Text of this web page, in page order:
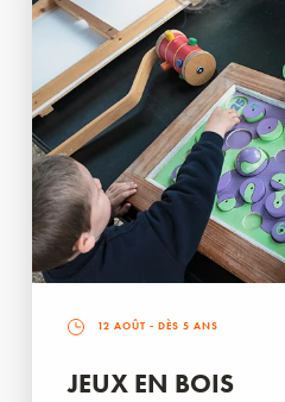
12 AOÛT - DÈS 5 ANS
JEUX EN BOIS